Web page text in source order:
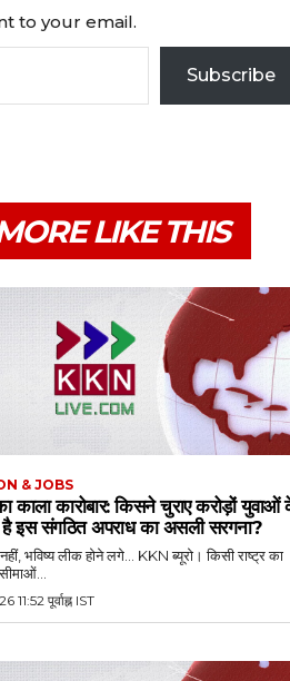
to your email.
Subscribe
LIKE THIS
& JOBS
काला कारोबार: किसने चुराए करोड़ों युवाओं
इस संगठित अपराध का असली सरगना?
भविष्य लीक होने लगे... KKN ब्यूरो। किसी राष्ट्र का
11:52 पूर्वाह्न IST